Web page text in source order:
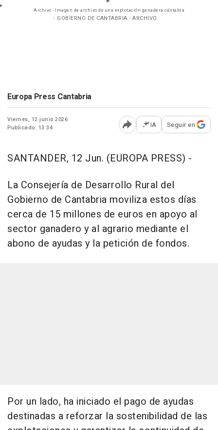
Archivo - Imagen de archivo de una explotación ganadera cántabra
- GOBIERNO DE CANTABRIA - ARCHIVO
Europa Press Cantabria
Viernes, 12 junio 2026
Publicado: 13:34
Abrir opciones para
IA Seguir en
SANTANDER, 12 Jun. (EUROPA PRESS) -
La Consejería de Desarrollo Rural del
Gobierno de Cantabria moviliza estos días
cerca de 15 millones de euros en apoyo al
sector ganadero y al agrario mediante el
abono de ayudas y la petición de fondos.
Por un lado, ha iniciado el pago de ayudas
destinadas a reforzar la sostenibilidad de las